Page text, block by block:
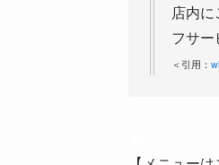
店内
フサー
＜引用：